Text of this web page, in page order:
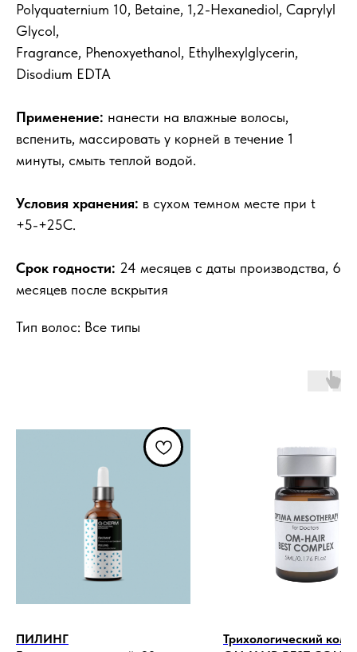
Polyquaternium 10, Betaine, 1,2-Hexanediol, Caprylyl
Glycol,
Fragrance, Phenoxyethanol, Ethylhexylglycerin,
Disodium EDTA
Применение: нанести на влажные волосы,
вспенить, массировать у корней в течение 1
минуты, смыть теплой водой.
Условия хранения: в сухом темном месте при t
+5-+25C.
Срок годности: 24 месяцев с даты производства, 6
месяцев после вскрытия
Тип волос: Все типы
ПИЛИНГ
Трихологический